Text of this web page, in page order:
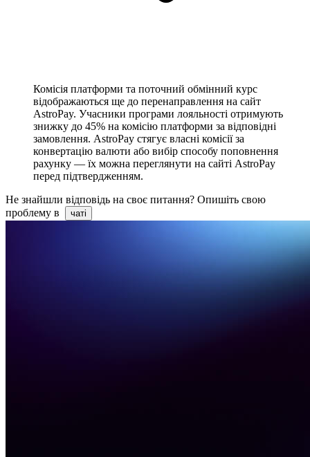
Комісія платформи та поточний обмінний курс
відображаються ще до перенаправлення на сайт
AstroPay. Учасники програми лояльності отримують
знижку до 45% на комісію платформи за відповідні
замовлення. AstroPay стягує власні комісії за
конвертацію валюти або вибір способу поповнення
рахунку — їх можна переглянути на сайті AstroPay
перед підтвердженням.
Не знайшли відповідь на своє питання? Опишіть свою
проблему в
чаті